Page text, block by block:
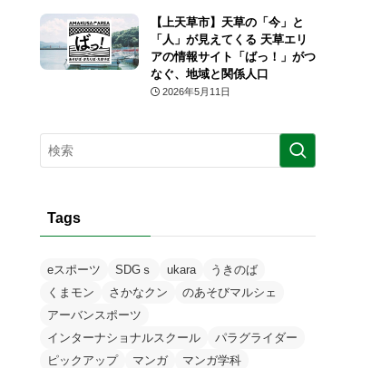
【上天草市】天草の「今」と
「人」が見えてくる 天草エリ
アの情報サイト「ばっ！」がつ
なぐ、地域と関係人口
2026年5月11日
Tags
eスポーツ SDGｓ ukara
うきのば
くまモン
さかなクン
のあそびマルシェ
アーバンスポーツ
インターナショナルスクール
パラグライダー
ピックアップ
マンガ
マンガ学科